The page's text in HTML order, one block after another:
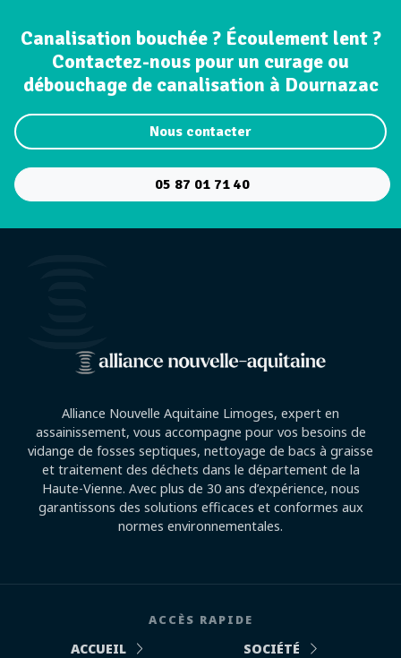
Canalisation bouchée ? Écoulement lent ?
Contactez-nous pour un curage ou
débouchage de canalisation à Dournazac
Nous contacter
05 87 01 71 40
Alliance Nouvelle Aquitaine Limoges, expert en
assainissement, vous accompagne pour vos besoins de
vidange de fosses septiques, nettoyage de bacs à graisse
et traitement des déchets dans le département de la
Haute-Vienne. Avec plus de 30 ans d’expérience, nous
garantissons des solutions efficaces et conformes aux
normes environnementales.
ACCÈS RAPIDE
ACCUEIL
SOCIÉTÉ